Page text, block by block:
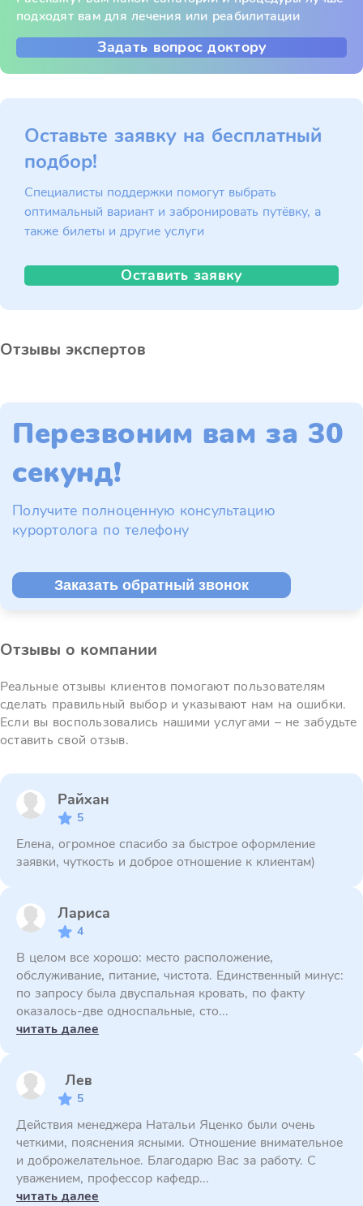
подходят вам для лечения или реабилитации
Задать вопрос доктору
Оставьте заявку на бесплатный
подбор!
Специалисты поддержки помогут выбрать
оптимальный вариант и забронировать путёвку, а
также билеты и другие услуги
Оставить заявку
Отзывы экспертов
Перезвоним вам за 30
секунд!
Получите полноценную консультацию
курортолога по телефону
Заказать обратный звонок
Отзывы о компании
Реальные отзывы клиентов помогают пользователям
сделать правильный выбор и указывают нам на ошибки.
Если вы воспользовались нашими услугами – не забудьте
оставить свой отзыв.
Райхан
5
Елена, огромное спасибо за быстрое оформление
заявки, чуткость и доброе отношение к клиентам)
Лариса
4
В целом все хорошо: место расположение,
обслуживание, питание, чистота. Единственный минус:
по запросу была двуспальная кровать, по факту
оказалось-две односпальные, сто...
читать далее
Лев
5
Действия менеджера Натальи Яценко были очень
четкими, пояснения ясными. Отношение внимательное
и доброжелательное. Благодарю Вас за работу. С
уважением, профессор кафедр...
читать далее